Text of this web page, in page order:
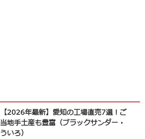
【2026年最新】愛知の工場直売7選！ご
当地手土産も豊富（ブラックサンダー・
ういろ）